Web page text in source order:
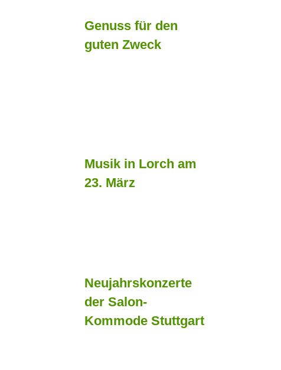
Genuss für den
guten Zweck
Musik in Lorch am
23. März
Neujahrskonzerte
der Salon-
Kommode Stuttgart